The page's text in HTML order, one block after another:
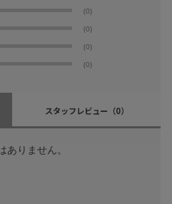
(0)
(0)
(0)
(0)
スタッフレビュー （0）
ありません。